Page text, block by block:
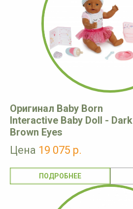
Оригинал Baby Born
Interactive Baby Doll - Dark
Brown Eyes
Цена 19 075 р.
ПОДРОБНЕЕ